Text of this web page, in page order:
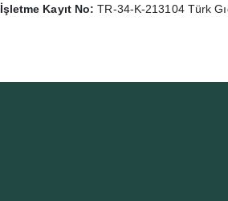
İşletme Kayıt No: TR-34-K-213104 Türk